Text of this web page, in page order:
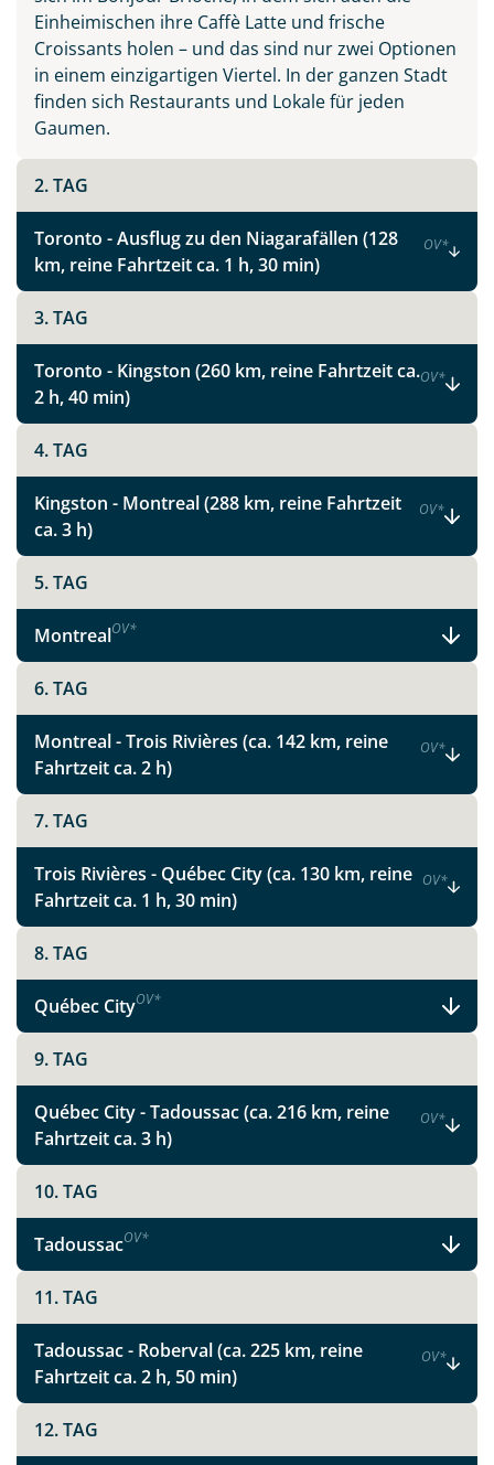
Einheimischen ihre Caffè Latte und frische
Croissants holen – und das sind nur zwei Optionen
in einem einzigartigen Viertel. In der ganzen Stadt
finden sich Restaurants und Lokale für jeden
Gaumen.
2. TAG
Toronto - Ausflug zu den Niagarafällen (128
km, reine Fahrtzeit ca. 1 h, 30 min)
OV*
3. TAG
Toronto - Kingston (260 km, reine Fahrtzeit ca.
2 h, 40 min)
OV*
4. TAG
Kingston - Montreal (288 km, reine Fahrtzeit
ca. 3 h)
OV*
5. TAG
MontrealOV*
6. TAG
Montreal - Trois Rivières (ca. 142 km, reine
Fahrtzeit ca. 2 h)
OV*
7. TAG
Trois Rivières - Québec City (ca. 130 km, reine
Fahrtzeit ca. 1 h, 30 min)
OV*
8. TAG
Québec CityOV*
9. TAG
Québec City - Tadoussac (ca. 216 km, reine
Fahrtzeit ca. 3 h)
OV*
10. TAG
TadoussacOV*
11. TAG
Tadoussac - Roberval (ca. 225 km, reine
Fahrtzeit ca. 2 h, 50 min)
OV*
12. TAG